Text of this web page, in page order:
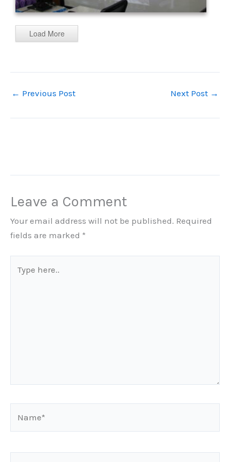
Load More
← Previous Post Next Post →
Leave a Comment
Your email address will not be published. Required
fields are marked *
here..